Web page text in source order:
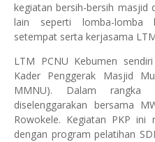
kegiatan bersih-bersih masjid
lain seperti lomba-lomba
setempat serta kerjasama
LTM PCNU Kebumen
Kader Penggerak Masjid
MMNU). Dalam rangka
diselenggarakan bersama
Rowokele. Kegiatan PKP ini
dengan program pelatihan